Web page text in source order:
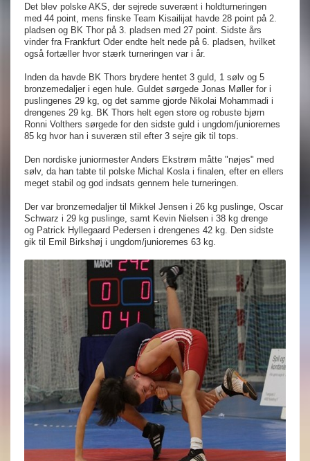
Det blev polske AKS, der sejrede suverænt i holdturneringen
med 44 point, mens finske Team Kisailijat havde 28 point på 2.
pladsen og BK Thor på 3. pladsen med 27 point. Sidste års
vinder fra Frankfurt Oder endte helt nede på 6. pladsen, hvilket
også fortæller hvor stærk turneringen var i år.
Inden da havde BK Thors brydere hentet 3 guld, 1 sølv og 5
bronzemedaljer i egen hule. Guldet sørgede Jonas Møller for i
puslingenes 29 kg, og det samme gjorde Nikolai Mohammadi i
drengenes 29 kg. BK Thors helt egen store og robuste bjørn
Ronni Volthers sørgede for den sidste guld i ungdom/juniorernes
85 kg hvor han i suveræn stil efter 3 sejre gik til tops.
Den nordiske juniormester Anders Ekstrøm måtte "nøjes" med
sølv, da han tabte til polske Michal Kosla i finalen, efter en ellers
meget stabil og god indsats gennem hele turneringen.
Der var bronzemedaljer til Mikkel Jensen i 26 kg puslinge, Oscar
Schwarz i 29 kg puslinge, samt Kevin Nielsen i 38 kg drenge
og Patrick Hyllegaard Pedersen i drengenes 42 kg. Den sidste
gik til Emil Birkshøj i ungdom/juniorernes 63 kg.